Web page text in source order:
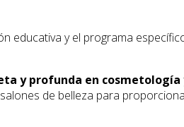
educativa y el programa
y profunda en
de belleza para